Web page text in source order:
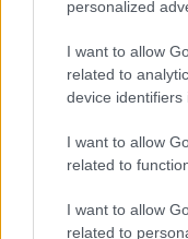
personalized
I want to allow
related to
device identifiers
I want to allow
related to
I want to allow
related to
k
Olbia, le
2026
Le